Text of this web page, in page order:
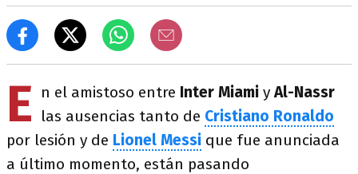
E n el amistoso entre Inter Miami yAl-Nassr
las ausencias tanto de Cristiano Ronaldo
por lesión y de Lionel Messi que fue anunciada
a último momento, están pasando